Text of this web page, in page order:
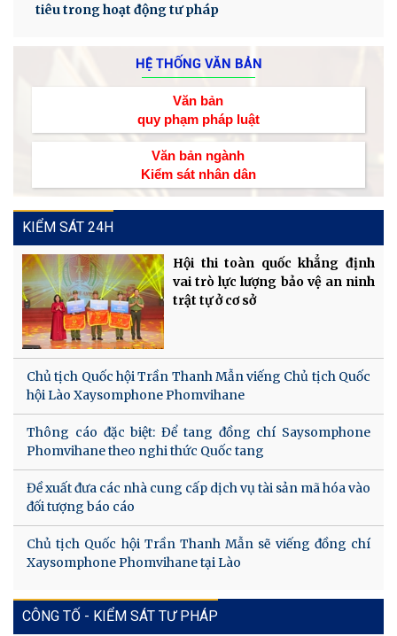
tiêu trong hoạt động tư pháp
HỆ THỐNG VĂN BẢN
Văn bản
quy phạm pháp luật
Văn bản ngành
Kiểm sát nhân dân
KIỂM SÁT 24H
Hội thi toàn quốc khẳng định
vai trò lực lượng bảo vệ an ninh
trật tự ở cơ sở
Chủ tịch Quốc hội Trần Thanh Mẫn viếng Chủ tịch Quốc
hội Lào Xaysomphone Phomvihane
Thông cáo đặc biệt: Để tang đồng chí Saysomphone
Phomvihane theo nghi thức Quốc tang
Đề xuất đưa các nhà cung cấp dịch vụ tài sản mã hóa vào
đối tượng báo cáo
Chủ tịch Quốc hội Trần Thanh Mẫn sẽ viếng đồng chí
Xaysomphone Phomvihane tại Lào
CÔNG TỐ - KIỂM SÁT TƯ PHÁP